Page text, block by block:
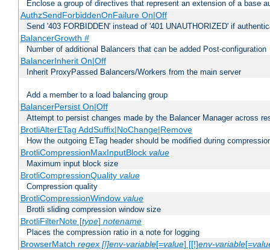
Enclose a group of directives that represent an extension of a base
AuthzSendForbiddenOnFailure On|Off
Send '403 FORBIDDEN' instead of '401 UNAUTHORIZED' if
BalancerGrowth #
Number of additional Balancers that can be added Post-configuration
BalancerInherit On|Off
Inherit ProxyPassed Balancers/Workers from the main server
Add a member to a load balancing group
BalancerPersist On|Off
Attempt to persist changes made by the Balancer Manager across
BrotliAlterETag AddSuffix|NoChange|Remove
How the outgoing ETag header should be modified during
BrotliCompressionMaxInputBlock value
Maximum input block size
BrotliCompressionQuality value
Compression quality
BrotliCompressionWindow value
Brotli sliding compression window size
BrotliFilterNote [type] notename
Places the compression ratio in a note for logging
BrowserMatch regex [!]env-variable[=value] [[!]env-variable[=